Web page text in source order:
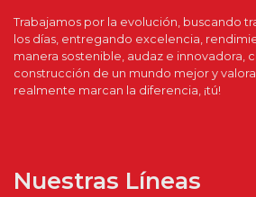
Trabajamos por la evolución, buscando
los días, entregando excelencia,
manera sostenible, audaz e innovadora,
construcción de un mundo mejor y
realmente marcan la diferencia, ¡tú!
Nuestras Líneas